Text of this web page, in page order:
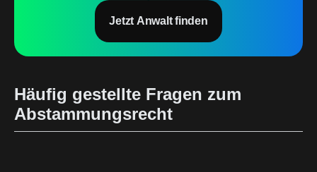
Jetzt Anwalt finden
Häufig gestellte Fragen zum
Abstammungsrecht